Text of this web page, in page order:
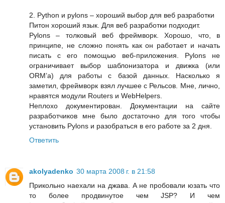
2. Python и pylons – хороший выбор для веб разработки
Питон хороший язык. Для веб разработки подходит.
Pylons – толковый веб фреймворк. Хорошо, что, в
принципе, не сложно понять как он работает и начать
писать с его помощью веб-приложения. Pylons не
ограничивает выбор шаблонизатора и движка (или
ORM’a) для работы с базой данных. Насколько я
заметил, фреймворк взял лучшее с Рельсов. Мне, лично,
нравятся модули Routers и WebHelpers.
Неплохо документирован. Документации на сайте
разработчиков мне было достаточно для того чтобы
установить Pylons и разобраться в его работе за 2 дня.
Ответить
akolyadenko 30 марта 2008 г. в 21:58
Прикольно наехали на джава. А не пробовали юзать что
то более продвинутое чем JSP? И чем